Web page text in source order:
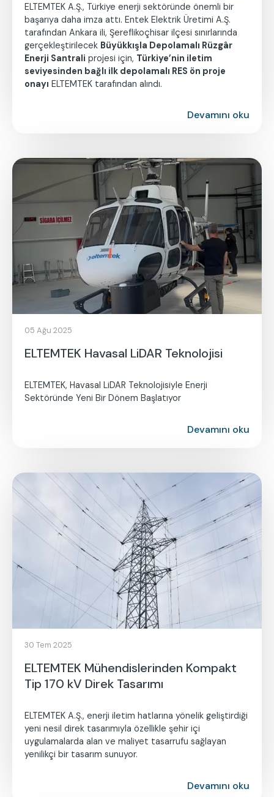
ELTEMTEK A.Ş., Türkiye enerji sektöründe önemli bir
başarıya daha imza attı. Entek Elektrik Üretimi A.Ş.
tarafından Ankara ili, Şereflikoçhisar ilçesi sınırlarında
gerçekleştirilecek Büyükkışla Depolamalı Rüzgâr
Enerji Santrali projesi için, Türkiye’nin iletim
seviyesinden bağlı ilk depolamalı RES ön proje
onayı ELTEMTEK tarafından alındı.
Devamını oku
05 Ağu 2025
ELTEMTEK Havasal LiDAR Teknolojisi
ELTEMTEK, Havasal LiDAR Teknolojisiyle Enerji
Sektöründe Yeni Bir Dönem Başlatıyor
Devamını oku
30 Tem 2025
ELTEMTEK Mühendislerinden Kompakt
Tip 170 kV Direk Tasarımı
ELTEMTEK A.Ş., enerji iletim hatlarına yönelik geliştirdiği
yeni nesil direk tasarımıyla özellikle şehir içi
uygulamalarda alan ve maliyet tasarrufu sağlayan
yenilikçi bir tasarım sunuyor.
Devamını oku